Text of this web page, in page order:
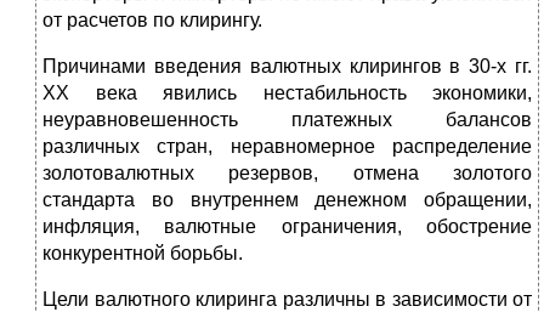
от расчетов по клирингу.
Причинами введения валютных клирингов в 30-х гг.
ХХ века явились нестабильность экономики,
неуравновешенность платежных балансов
различных стран, неравномерное распределение
золотовалютных резервов, отмена золотого
стандарта во внутреннем денежном обращении,
инфляция, валютные ограничения, обострение
конкурентной борьбы.
Цели валютного клиринга различны в зависимости от